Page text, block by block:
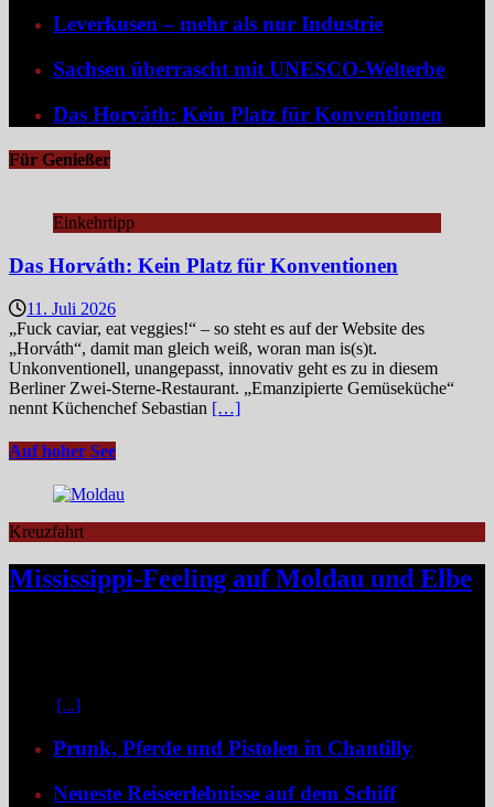
Leverkusen – mehr als nur Industrie
Sachsen überrascht mit UNESCO-Welterbe
Das Horváth: Kein Platz für Konventionen
Für Genießer
Einkehrtipp
Das Horváth: Kein Platz für Konventionen
11. Juli 2026
„Fuck caviar, eat veggies!“ – so steht es auf der Website des
„Horváth“, damit man gleich weiß, woran man is(s)t.
Unkonventionell, unangepasst, innovativ geht es zu in diesem
Berliner Zwei-Sterne-Restaurant. „Emanzipierte Gemüseküche“
nennt Küchenchef Sebastian […]
Auf hoher See
Kreuzfahrt
Mississippi-Feeling auf Moldau und Elbe
[...]
Prunk, Pferde und Pistolen in Chantilly
Neueste Reiseerlebnisse auf dem Schiff